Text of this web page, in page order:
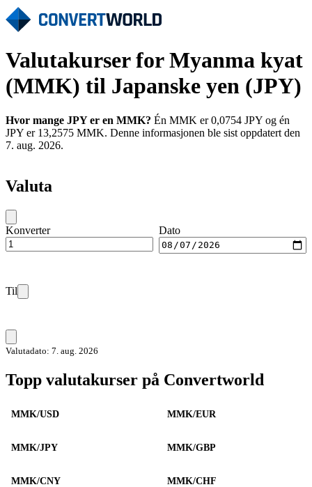
Valutakurser for Myanma kyat
(MMK) til Japanske yen (JPY)
Hvor mange JPY er en MMK? Én MMK er 0,0754 JPY og én
JPY er 13,2575 MMK. Denne informasjonen ble sist oppdatert den
7. aug. 2026.
Valuta
Konverter Dato
Til
Valutadato: 7. aug. 2026
Topp valutakurser på Convertworld
MMK/USD MMK/EUR
MMK/JPY MMK/GBP
MMK/CNY MMK/CHF